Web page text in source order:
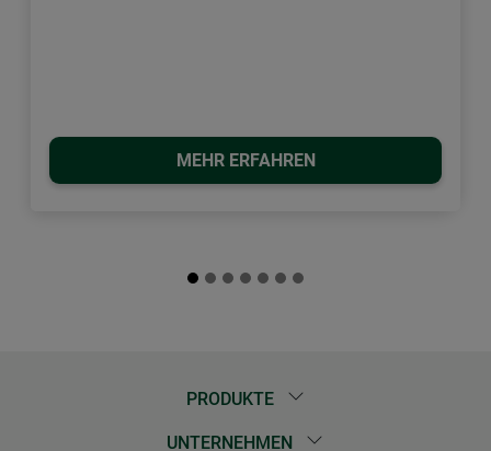
MEHR ERFAHREN
PRODUKTE
UNTERNEHMEN